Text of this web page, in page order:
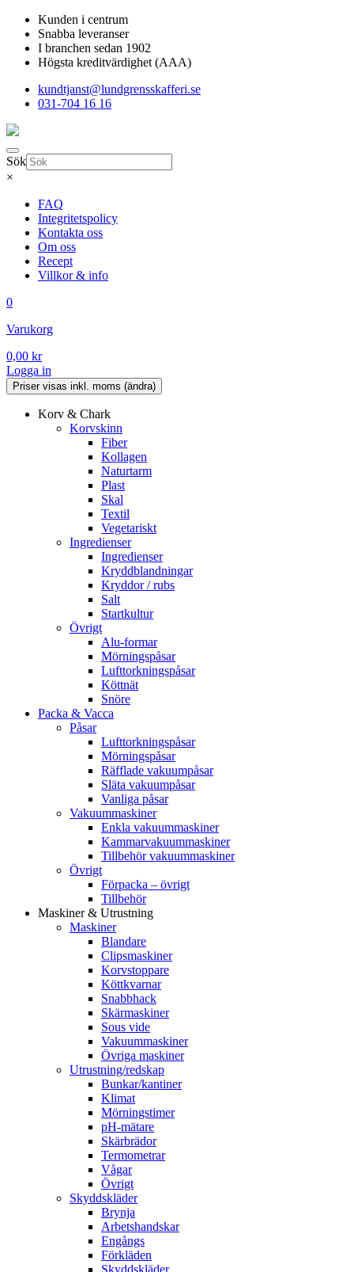
Kunden i centrum
Snabba leveranser
I branchen sedan 1902
Högsta kreditvärdighet (AAA)
kundtjanst@lundgrensskafferi.se
031-704 16 16
Sök
×
FAQ
Integritetspolicy
Kontakta oss
Om oss
Recept
Villkor & info
0
Varukorg
0,00 kr
Logga in
Korv & Chark
Korvskinn
Fiber
Kollagen
Naturtarm
Plast
Skal
Textil
Vegetariskt
Ingredienser
Ingredienser
Kryddblandningar
Kryddor / rubs
Salt
Startkultur
Övrigt
Alu-formar
Mörningspåsar
Lufttorkningspåsar
Köttnät
Snöre
Packa & Vacca
Påsar
Lufttorkningspåsar
Mörningspåsar
Räfflade vakuumpåsar
Släta vakuumpåsar
Vanliga påsar
Vakuummaskiner
Enkla vakuummaskiner
Kammarvakuummaskiner
Tillbehör vakuummaskiner
Övrigt
Förpacka – övrigt
Tillbehör
Maskiner & Utrustning
Maskiner
Blandare
Clipsmaskiner
Korvstoppare
Köttkvarnar
Snabbhack
Skärmaskiner
Sous vide
Vakuummaskiner
Övriga maskiner
Utrustning/redskap
Bunkar/kantiner
Klimat
Mörningstimer
pH-mätare
Skärbrädor
Termometrar
Vågar
Övrigt
Skyddskläder
Brynja
Arbetshandskar
Engångs
Förkläden
Skyddskläder